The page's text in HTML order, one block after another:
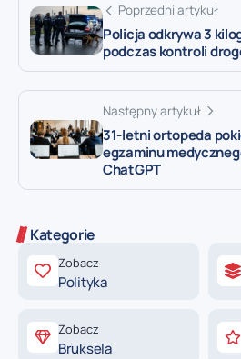
Poprzedni artykuł
Policja odkrywa 3
podczas kontroli
Następny artykuł
31-letni ortopeda
egzaminu
ChatGPT
Kategorie
Zobacz
Polityka
Zobacz
Bruksela